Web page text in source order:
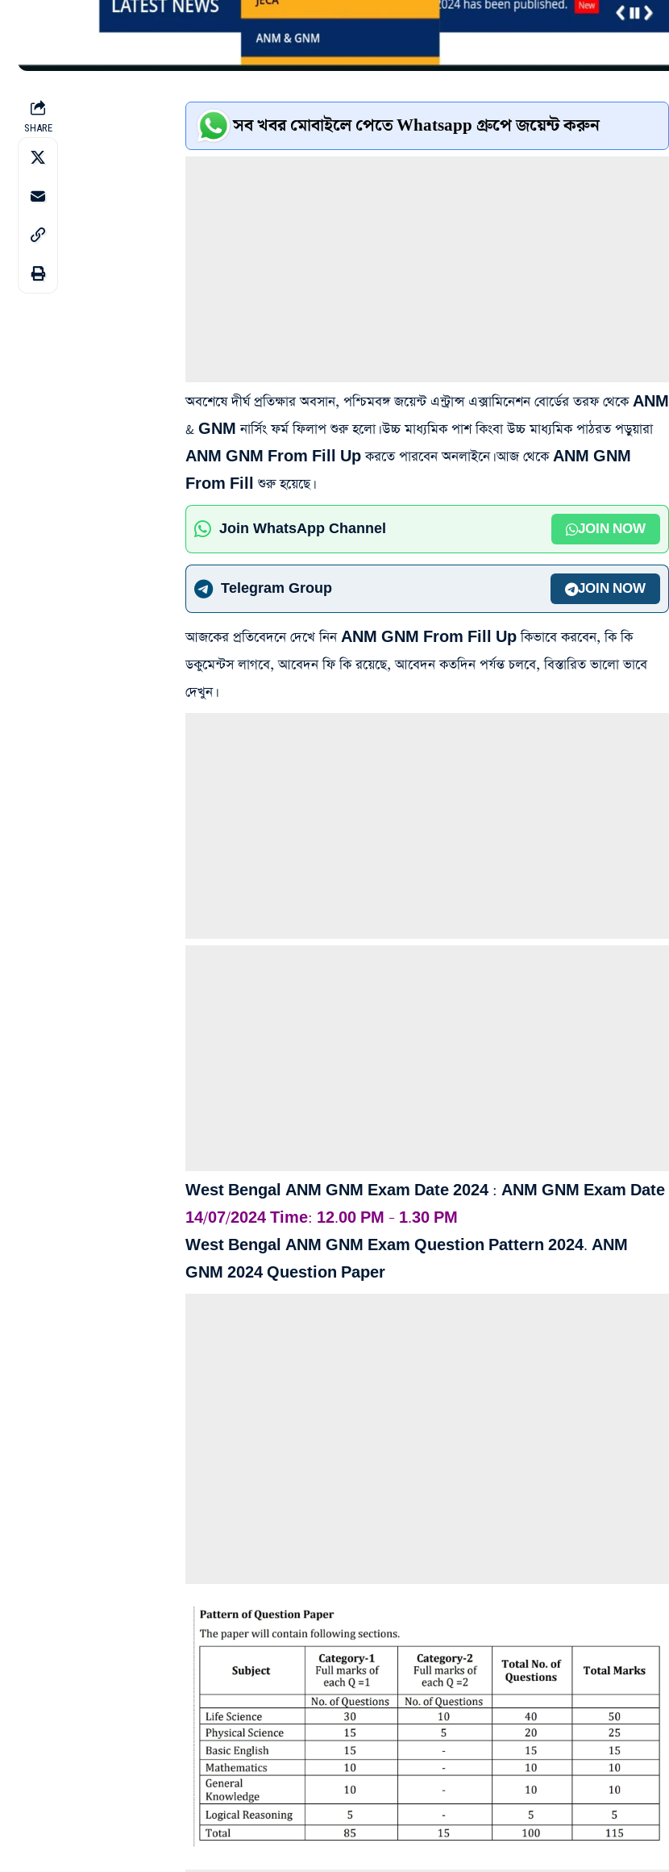
SHARE সব খবর মোবাইলে পেতে Whatsapp গ্রুপে জয়েন্ট করুন
অবশেষে দীর্ঘ প্রতিক্ষার অবসান, পশ্চিমবঙ্গ জয়েন্ট এন্ট্রান্স এক্সামিনেশন বোর্ডের তরফ থেকে ANM
& GNM নার্সিং ফর্ম ফিলাপ শুরু হলো। উচ্চ মাধ্যমিক পাশ কিংবা উচ্চ মাধ্যমিক পাঠরত পড়ুয়ারা
ANM GNM From Fill Up করতে পারবেন অনলাইনে। আজ থেকে ANM GNM
From Fill শুরু হয়েছে।
Join WhatsApp Channel JOIN NOW
Telegram Group JOIN NOW
আজকের প্রতিবেদনে দেখে নিন ANM GNM From Fill Up কিভাবে করবেন, কি কি
ডকুমেন্টস লাগবে, আবেদন ফি কি রয়েছে, আবেদন কতদিন পর্যন্ত চলবে, বিস্তারিত ভালো ভাবে
দেখুন।
West Bengal ANM GNM Exam Date 2024 : ANM GNM Exam Date
14/07/2024 Time: 12.00 PM – 1.30 PM
West Bengal ANM GNM Exam Question Pattern 2024. ANM
GNM 2024 Question Paper